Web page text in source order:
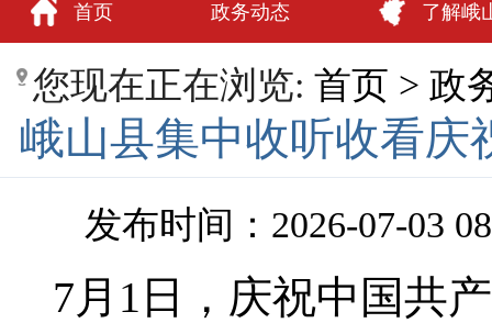
首页 政务动态 了解峨
政民互动
您现在正在浏览: 首页 > 政
峨山县集中收听收看庆
发布时间：2026-07-03
7月1日，庆祝中国共